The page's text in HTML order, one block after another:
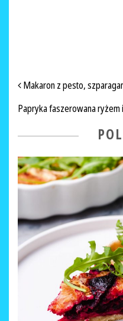
NAWIGACJA
Makaron z pesto,
Papryka faszerowana ryżem